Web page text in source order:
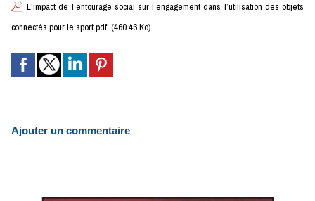
L'impact de l’entourage social sur l’engagement dans l’utilisation des objets
connectés pour le sport.pdf (460.46 Ko)
Ajouter un commentaire